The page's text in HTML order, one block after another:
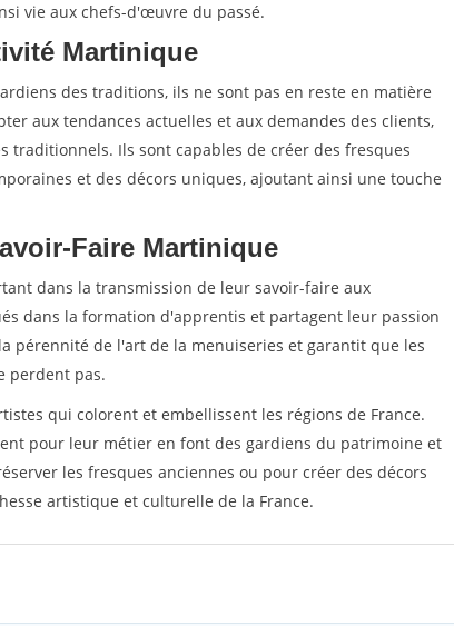
vie aux chefs-d'œuvre du passé.
Martinique
des traditions, ils ne sont pas en reste en matière
aux tendances actuelles et aux demandes des clients,
traditionnels. Ils sont capables de créer des fresques
et des décors uniques, ajoutant ainsi une touche
Faire Martinique
dans la transmission de leur savoir-faire aux
dans la formation d'apprentis et partagent leur passion
pérennité de l'art de la menuiseries et garantit que les
perdent pas.
qui colorent et embellissent les régions de France.
pour leur métier en font des gardiens du patrimoine et
les fresques anciennes ou pour créer des décors
artistique et culturelle de la France.